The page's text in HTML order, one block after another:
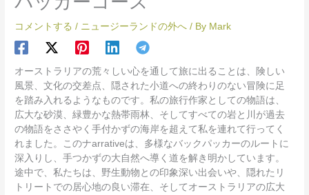
コメントする / ニュージーランドの外へ / By Mark
オーストラリアの荒々しい心を通して旅に出ることは、険しい
風景、文化の交差点、隠された小道への終わりのない冒険に足
を踏み入れるようなものです。私の旅行作家としての物語は、
広大な砂漠、緑豊かな熱帯雨林、そしてすべての岩と川が過去
の物語をささやく手付かずの海岸を超えて私を連れて行ってく
れました。このナarrativeは、多様なバックパッカーのルートに
深入りし、手つかずの大自然へ導く道を解き明かしています。
途中で、私たちは、野生動物との印象深い出会いや、隠れたリ
トリートでの居心地の良い滞在、そしてオーストラリアの広大